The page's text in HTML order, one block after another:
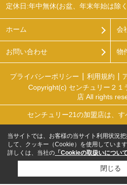
定休日:年中無休(お盆、年末年始は除く
ホーム 会
お問い合わせ 物
プライバシーポリシー 利用規約
Copyright(c) センチュリー２
店 All rights
センチュリー21の加盟店は、す
当サイトでは、お客様の当サイト利用状況
して、クッキー（Cookie）を使用しています
詳しくは、当社の 「Cookieの取扱いについて
閉じる